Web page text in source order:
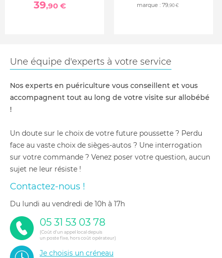
39,90 € marque : 79,90 €
Une équipe d'experts à votre service
Nos experts en puériculture vous conseillent et vous
accompagnent tout au long de votre visite sur allobébé
!
Un doute sur le choix de votre future poussette ? Perdu
face au vaste choix de sièges-autos ? Une interrogation
sur votre commande ? Venez poser votre question, aucun
sujet ne leur résiste !
Contactez-nous !
du lundi au vendredi de 10h à 17h
05 31 53 03 78
(Coût d'un appel local depuis
un poste fixe, hors coût opérateur)
Je choisis un créneau